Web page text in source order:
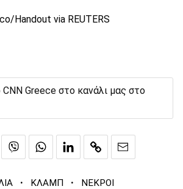
Handout via REUTERS
Greece στο κανάλι μας στο
· ΚΛΑΜΠ · ΝΕΚΡΟΙ